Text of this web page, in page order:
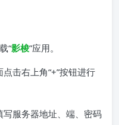
“影梭”应用。
击右上角“+”按钮进行
服务器地址、端、密码